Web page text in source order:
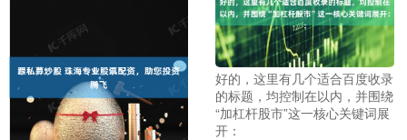
好的，这里有几个适合百度收录
的标题，均控制在以内，并围绕
“加杠杆股市”这一核心关键词展
开：